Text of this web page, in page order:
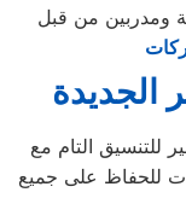
ومدربين من قبل
الجديدة
التام مع
للحفاظ على جميع